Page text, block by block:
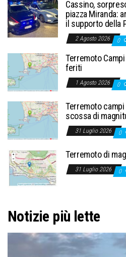
Cassino,
piazza Miranda:
il supporto della
2 Agosto 2026 0
Terremoto
feriti
1 Agosto 2026 0
Terremoto
scossa di
31 Luglio 2026 0
Terremoto di
31 Luglio 2026 0
Notizie più lette